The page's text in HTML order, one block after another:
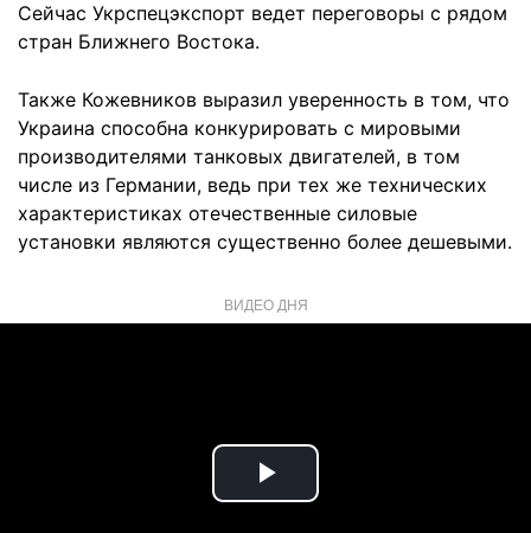
Сейчас Укрспецэкспорт ведет переговоры с рядом
стран Ближнего Востока.
Также Кожевников выразил уверенность в том, что
Украина способна конкурировать с мировыми
производителями танковых двигателей, в том
числе из Германии, ведь при тех же технических
характеристиках отечественные силовые
установки являются существенно более дешевыми.
ВИДЕО ДНЯ
Play